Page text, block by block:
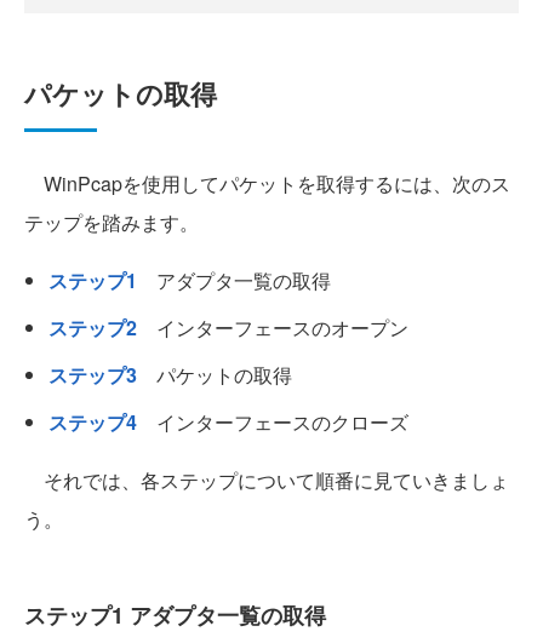
パケットの取得
WinPcapを使用してパケットを取得するには、次のス
テップを踏みます。
ステップ1
アダプタ一覧の取得
ステップ2 インターフェースのオープン
ステップ3 パケットの取得
ステップ4 インターフェースのクローズ
それでは、各ステップについて順番に見ていきましょ
う。
ステップ1 アダプタ一覧の取得